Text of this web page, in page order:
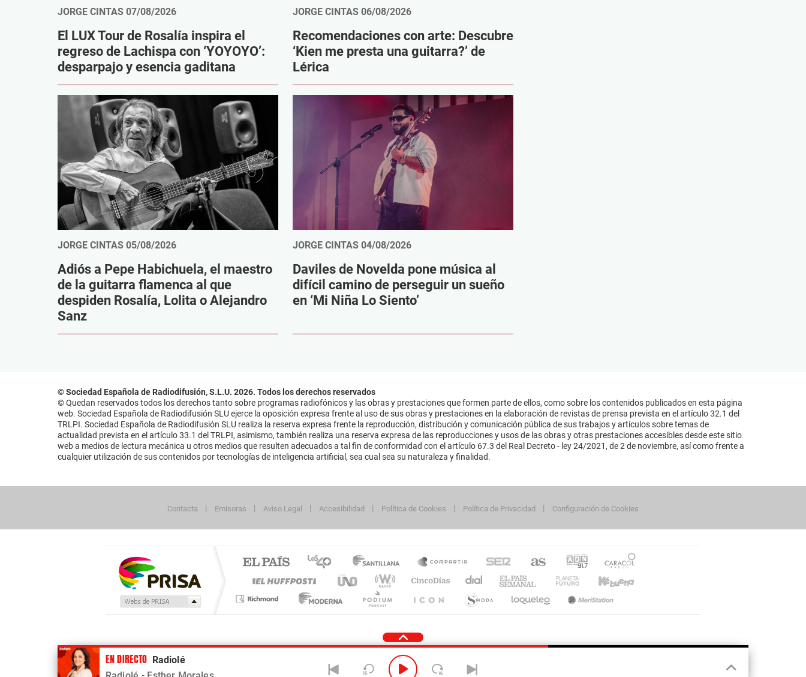
JORGE CINTAS 07/08/2026
El LUX Tour de Rosalía inspira el
regreso de Lachispa con ‘YOYOYO’:
desparpajo y esencia gaditana
JORGE CINTAS 06/08/2026
Recomendaciones con arte: Descubre
‘Kien me presta una guitarra?’ de
Lérica
JORGE CINTAS 05/08/2026
Adiós a Pepe Habichuela, el maestro
de la guitarra flamenca al que
despiden Rosalía, Lolita o Alejandro
Sanz
JORGE CINTAS 04/08/2026
Daviles de Novelda pone música al
difícil camino de perseguir un sueño
en ‘Mi Niña Lo Siento’
© Sociedad Española de Radiodifusión, S.L.U. 2026. Todos los derechos reservados
© Quedan reservados todos los derechos tanto sobre programas radiofónicos y las obras y prestaciones que formen parte de ellos, como sobre los contenidos publicados en esta página
web. Sociedad Española de Radiodifusión SLU ejerce la oposición expresa frente al uso de sus obras y prestaciones en la elaboración de revistas de prensa prevista en el artículo 32.1 del
TRLPI. Sociedad Española de Radiodifusión SLU realiza la reserva expresa frente la reproducción, distribución y comunicación pública de sus trabajos y artículos sobre temas de
actualidad prevista en el artículo 33.1 del TRLPI, asimismo, también realiza una reserva expresa de las reproducciones y usos de las obras y otras prestaciones accesibles desde este sitio
web a medios de lectura mecánica u otros medios que resulten adecuados a tal fin de conformidad con el artículo 67.3 del Real Decreto - ley 24/2021, de 2 de noviembre, así como frente a
cualquier utilización de sus contenidos por tecnologías de inteligencia artificial, sea cual sea su naturaleza y finalidad.
Contacta Emisoras Aviso Legal Accesibilidad Política de Cookies Política de Privacidad Configuración de Cookies
Publicidad
Tu contenido empezará después de la publicidad
EN DIRECTO Radiolé